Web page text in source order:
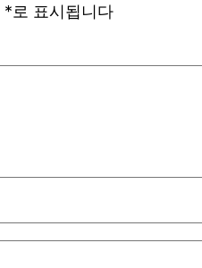
*로 표시됩니다